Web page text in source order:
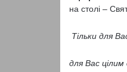
на столі –
Тільки для
для Вас